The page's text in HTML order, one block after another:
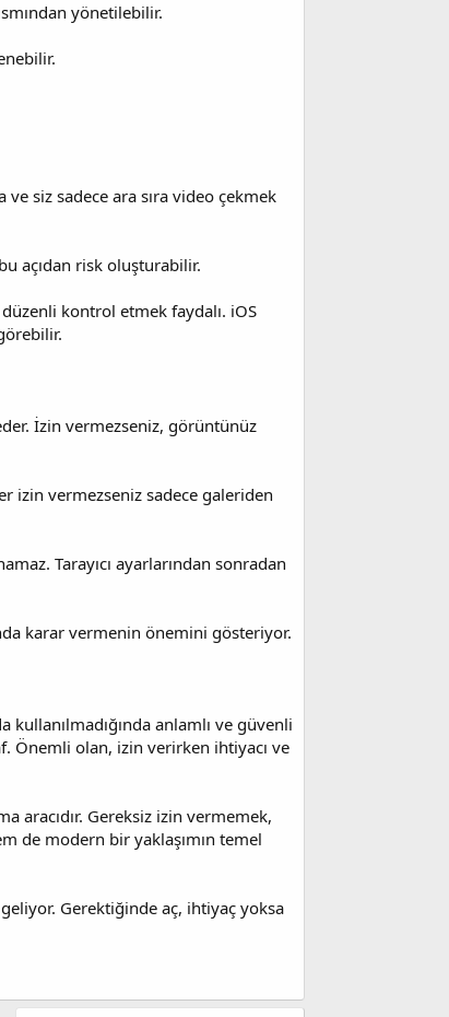
yönetilebilir.
siz sadece ara sıra video çekmek
açıdan risk oluşturabilir.
kontrol etmek faydalı. iOS
İzin vermezseniz, görüntünüz
izin vermezseniz sadece galeriden
Tarayıcı ayarlarından sonradan
karar vermenin önemini gösteriyor.
anlamlı ve güvenli
Önemli olan, izin verirken ihtiyacı ve
aracıdır. Gereksiz izin vermemek,
de modern bir yaklaşımın temel
Gerektiğinde aç, ihtiyaç yoksa